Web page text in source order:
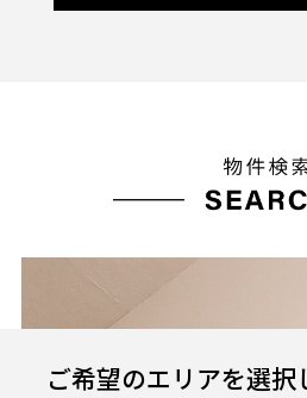
ご希望のエリアを選択